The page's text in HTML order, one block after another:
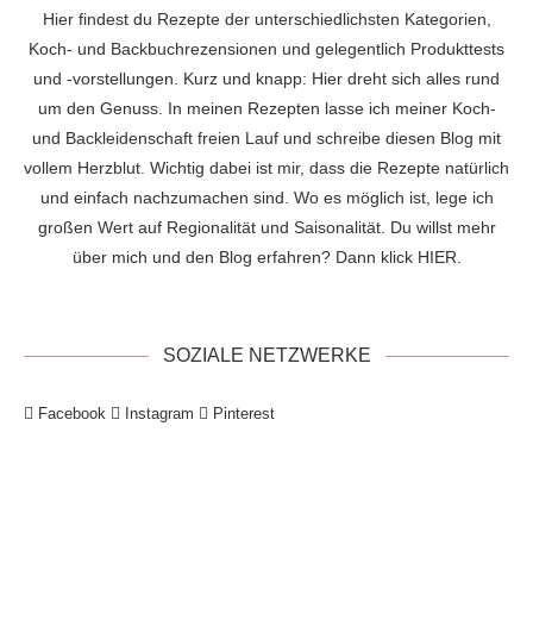
Hier findest du Rezepte der unterschiedlichsten Kategorien,
Koch- und Backbuchrezensionen und gelegentlich Produkttests
und -vorstellungen. Kurz und knapp: Hier dreht sich alles rund
um den Genuss. In meinen Rezepten lasse ich meiner Koch-
und Backleidenschaft freien Lauf und schreibe diesen Blog mit
vollem Herzblut. Wichtig dabei ist mir, dass die Rezepte natürlich
und einfach nachzumachen sind. Wo es möglich ist, lege ich
großen Wert auf Regionalität und Saisonalität. Du willst mehr
über mich und den Blog erfahren? Dann klick HIER
SOZIALE NETZWERKE
Facebook Instagram Pinterest